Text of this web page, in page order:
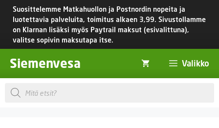
Siirry
sisältöön
Suosittelemme Matkahuollon ja Postnordin nopeita ja
luotettavia palveluita, toimitus alkaen 3,99. Sivustollamme
on Klarnan lisäksi myös Paytrail maksut (esivalittuna),
valitse sopivin maksutapa itse.
Siemenvesa Valikko
Products
search